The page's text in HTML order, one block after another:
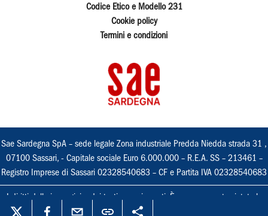
Codice Etico e Modello 231
Cookie policy
Termini e condizioni
Sae Sardegna SpA – sede legale Zona industriale Predda Niedda strada 31 ,
07100 Sassari, - Capitale sociale Euro 6.000.000 – R.E.A. SS – 213461 –
Registro Imprese di Sassari 02328540683 – CF e Partita IVA 02328540683
I diritti delle immagini e dei testi sono riservati. È espressamente vietata la
loro riproduzione con qualsiasi mezzo e l'adattamento totale o parziale.